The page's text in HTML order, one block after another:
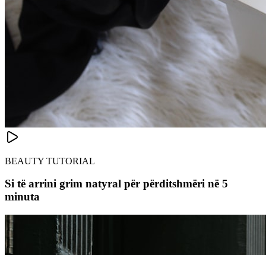
BEAUTY TUTORIAL
Si të arrini grim natyral për përditshmëri në 5
minuta